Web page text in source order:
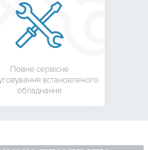
Повне сервісне
встановленого
обладнання